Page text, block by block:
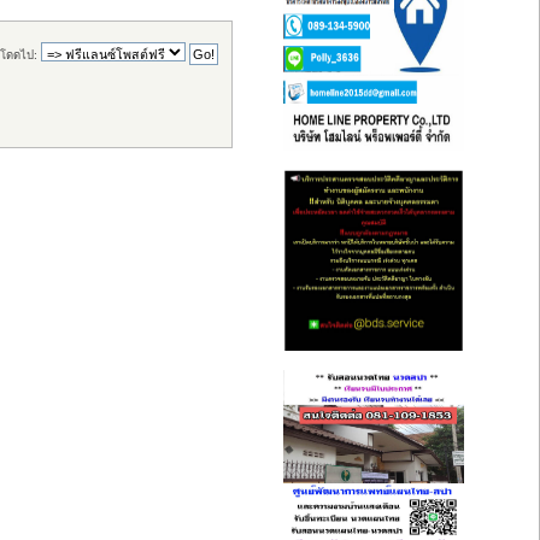
ดดไป: